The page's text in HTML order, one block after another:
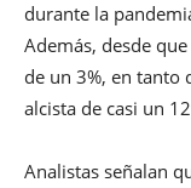
durante la
Además, desde
de un 3%, en tanto
alcista de casi un
Analistas señalan